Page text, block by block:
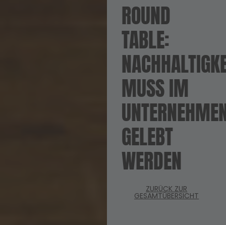
ROUND
TABLE:
MUSS IM
GELEBT
WERDEN
ZURÜCK ZUR
GESAMTÜBERSICHT